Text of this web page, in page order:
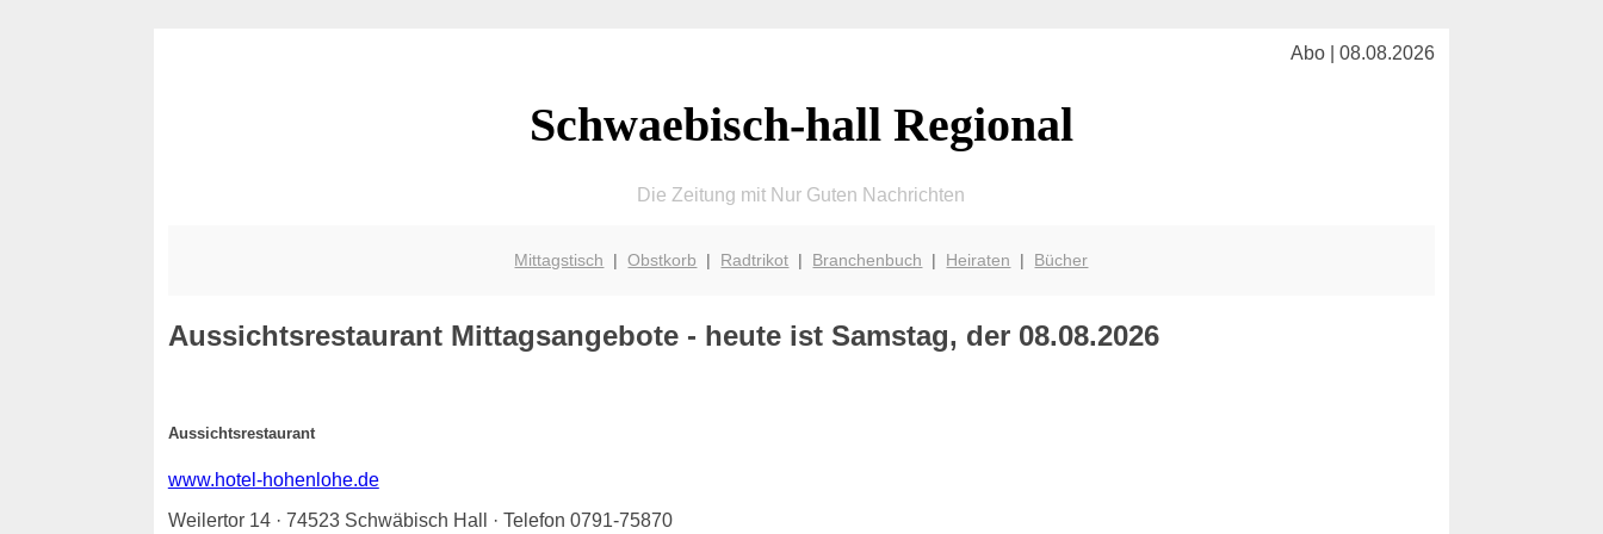
Abo | 08.08.2026
Schwaebisch-hall Regional
Die Zeitung mit Nur Guten Nachrichten
Mittagstisch |Obstkorb | Radtrikot | Branchenbuch | Heiraten | Bücher
AussichtsrestaurantMittagsangebote - heute ist Samstag, der 08.08.2026
Aussichtsrestaurant
www.hotel-hohenlohe.de
Weilertor 14 · 74523 Schwäbisch Hall · Telefon 0791-75870